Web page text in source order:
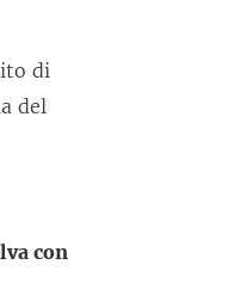
di
del
con